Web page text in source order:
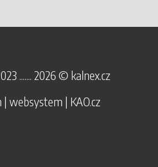
....... 2026 © kalnex.cz
| websystem | KAO.cz